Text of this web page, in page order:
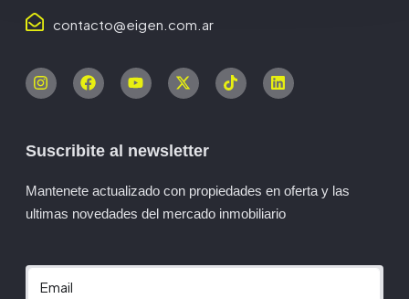
contacto@eigen.com.ar
Suscribite al newsletter
Mantenete actualizado con propiedades en oferta y las
ultimas novedades del mercado inmobiliario